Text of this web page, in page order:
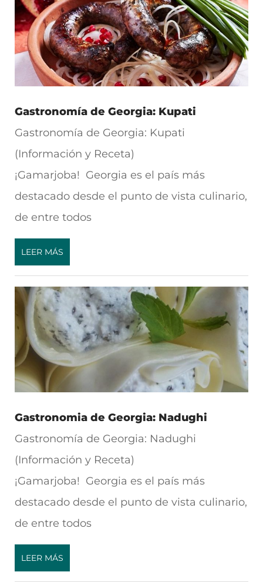
Gastronomía de Georgia: Kupati
Gastronomía de Georgia: Kupati
(Información y Receta)
¡Gamarjoba! Georgia es el país más
destacado desde el punto de vista culinario,
de entre todos
LEER MÁS
Gastronomia de Georgia: Nadughi
Gastronomía de Georgia: Nadughi
(Información y Receta)
¡Gamarjoba! Georgia es el país más
destacado desde el punto de vista culinario,
de entre todos
LEER MÁS